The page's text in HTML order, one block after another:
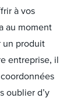
à vos
au moment
un produit
entreprise, il
oublier d’y